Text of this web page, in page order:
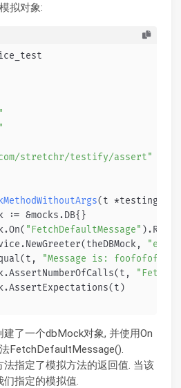
拟对象:
stretchr/testify/assert"
(t *testing.T)
:=
"FetchDefaultMessage"
"en"
"Message is: foofofofof"
了一个dbMock对象, 并使用On
FetchDefaultMessage().
指定了模拟方法的返回值. 当该
指定的模拟值.